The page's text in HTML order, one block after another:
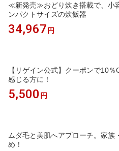
≪新発売≫おどり炊き搭載で、小
ンパクトサイズの炊飯器
34,967 円
【リゲイン公式】クーポンで10
感じる方に！
5,500 円
ムダ毛と美肌へアプローチ。家族
め！